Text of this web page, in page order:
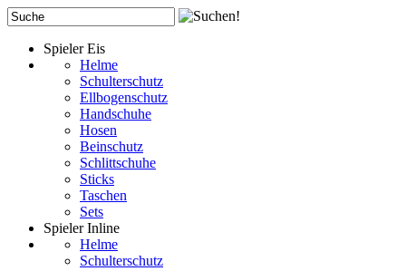
Spieler Eis
Helme
Schulterschutz
Ellbogenschutz
Handschuhe
Hosen
Beinschutz
Schlittschuhe
Sticks
Taschen
Sets
Spieler Inline
Helme
Schulterschutz